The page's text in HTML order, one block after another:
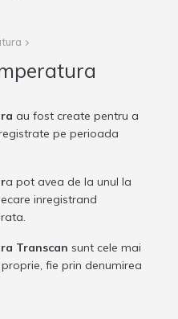
au fost create pentru a
pe perioada
a pot avea de la unul la
inregistrand
Transcan sunt cele mai
fie prin denumirea